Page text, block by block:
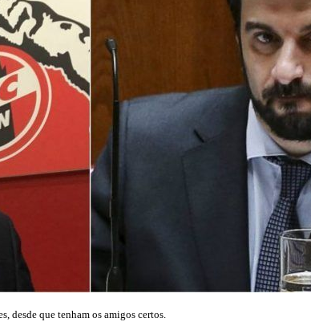
desde que tenham os amigos certos.